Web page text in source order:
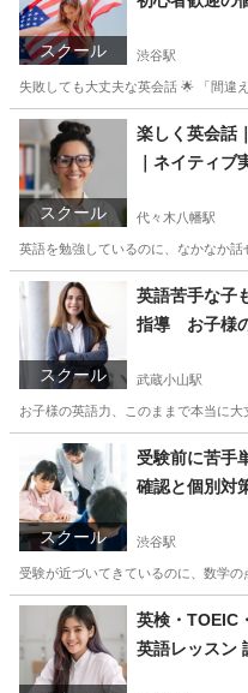
スクール 渋谷駅
失敗しても大丈夫な英会話 🌟 「間違
東京 渋谷区 渋谷駅 英
スクール
楽しく英会話
｜ネイティブ
代々木八幡駅
英語を勉強しているのに、なかなか
東京 港区 代々木八幡駅
スクール
英語苦手な子
指導 お子様
武蔵小山駅
お子様の英語力、このままで本当に
目黒区 武蔵小山駅
スクール
受験前に苦手
確認と個別対
渋谷駅
受験が近づいてきているのに、数学
東京 渋谷区 渋谷駅 家
英検・TOEIC
英語レッスン